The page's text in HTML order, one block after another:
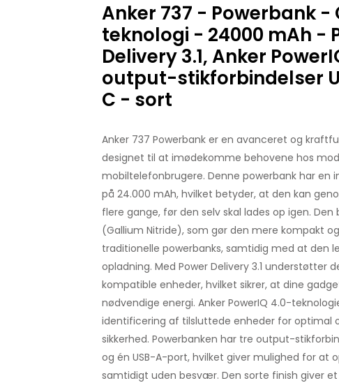
Anker 737 - Powerbank -
teknologi - 24000 mAh -
Delivery 3.1, Anker
output-stikforbindelser
C - sort
Anker 737 Powerbank er en avanceret og
designet til at imødekomme behovene hos
mobiltelefonbrugere. Denne powerbank har en
på 24.000 mAh, hvilket betyder, at den kan
flere gange, før den selv skal lades op igen.
(Gallium Nitride), som gør den mere kompakt
traditionelle powerbanks, samtidig med at den
opladning. Med Power Delivery 3.1 understøtter
kompatible enheder, hvilket sikrer, at dine
nødvendige energi. Anker PowerIQ 4.0-
identificering af tilsluttede enheder for optimal
sikkerhed. Powerbanken har tre output-
og én USB-A-port, hvilket giver mulighed for at
samtidigt uden besvær. Den sorte finish giver